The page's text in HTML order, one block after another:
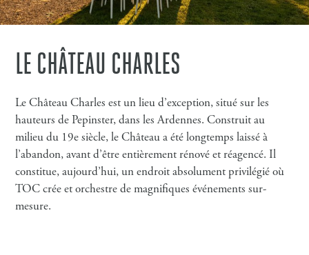
LE CHÂTEAU CHARLES
Le Château Charles est un lieu d’exception, situé sur les
hauteurs de Pepinster, dans les Ardennes. Construit au
milieu du 19e siècle, le Château a été longtemps laissé à
l’abandon, avant d’être entièrement rénové et réagencé. Il
constitue, aujourd’hui, un endroit absolument privilégié où
TOC crée et orchestre de magnifiques événements sur-
mesure.